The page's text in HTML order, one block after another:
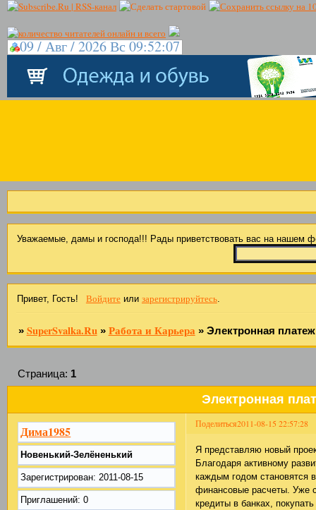
09 / Авг / 2026 Вс 09:52:07
Уважаемые, дамы и господа!!! Рады приветствовать вас на
Привет, Гость! Войдитеили зарегистрируйтесь.
» SuperSvalka.Ru » Работа и Карьера » Электронная
Электронная
Страница: 1
Поделиться2011-08-15 22:57:28
Дима1985
Новенький-Зелёненький
Зарегистрирован: 2011-08-15
Приглашений: 0
Я представляю новый
Благодаря активному
каждым годом становятся
финансовые расчеты. Уже
кредиты в банках,